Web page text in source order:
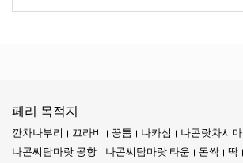
페리 목적지
깐차나부리 끄라비 끙톰 나카섬 나콘랏차시마
나콘씨탐마랏 공항
나콘씨탐마랏 타운 돈싹 딱